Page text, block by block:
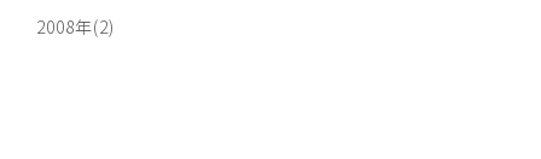
2008年(2)